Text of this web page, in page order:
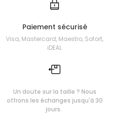
Paiement sécurisé
Visa, Mastercard, Maestro, Sofort,
iDEAL
Un doute sur la taille ? Nous
offrons les échanges jusqu'à 30
jours.